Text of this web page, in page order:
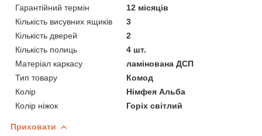
Гарантійний термін
12 місяців
Кількість висувних ящиків
3
Кількість дверей
2
Кількість полиць
4 шт.
Матеріал каркасу
ламінована ДСП
Тип товару
Комод
Колір
Німфея Альба
Колір ніжок
Горіх світлий
Приховати